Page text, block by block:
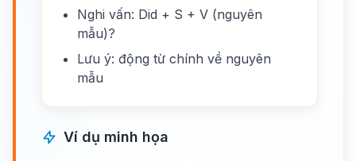
Nghi vấn: Did + S + V (nguyên
mẫu)?
Lưu ý: động từ chính về nguyên
mẫu
Ví dụ minh họa